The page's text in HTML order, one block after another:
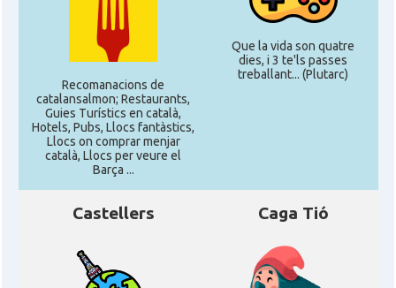
Recomanacions de
catalansalmon; Restaurants,
Guies Turístics en català,
Hotels, Pubs, Llocs fantàstics,
Llocs on comprar menjar
català, Llocs per veure el
Barça ...
Que la vida son quatre
dies, i 3 te'ls passes
treballant... (Plutarc)
Castellers Caga Tió